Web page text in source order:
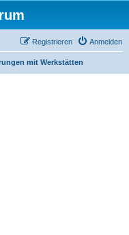
Anmelden
Registrieren
mit Werkstätten